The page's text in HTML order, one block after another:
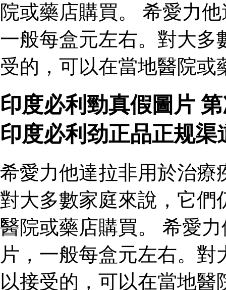
院或藥店購買。 希愛力
一般每盒元左右。對大多
受的，可以在當地醫院或
印度必利勁真假圖片
印度必利劲正品正规渠
希愛力他達拉非用於治療
對大多數家庭來說，它們
醫院或藥店購買。 希愛
片，一般每盒元左右。
以接受的，可以在當地